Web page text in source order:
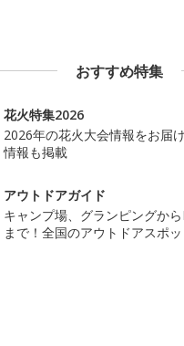
おすすめ特集
花火特集2026
2026年の花火大会情報をお届
情報も掲載
アウトドアガイド
キャンプ場、グランピングか
まで！全国のアウトドアスポ